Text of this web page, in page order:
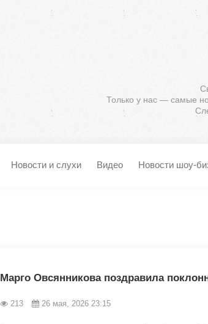
Только у нас — самые
Новости и слухи Видео Новости шоу-
Марго Овсянникова поздравила
213 26 мая, 2026 23:15